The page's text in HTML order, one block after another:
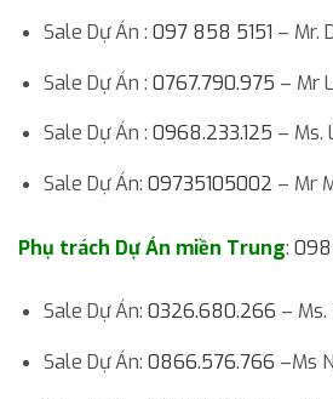
Sale Dự Án : 097 858 5151 – Mr.
Sale Dự Án : 0767.790.975 – Mr
Sale Dự Án : 0968.233.125 – Ms.
Sale Dự Án: 09735105002 – Mr
Phụ trách Dự Án miền Trung:
Sale Dự Án: 0326.680.266 – Ms.
Sale Dự Án: 0866.576.766 –Ms